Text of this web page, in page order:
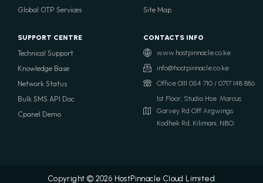
Global OTP Services
SUPPORT CENTRE
Technical Support
Knowledge Base
Network Status
Bulk SMS API Doc
Cpanel Demo
Site Map
CONTACTS INFO
www.hostpinnacle.co.ke
info@hostpinnacle.co.ke
Office 0111 054 710 / 0717 148 886
1st Floor, Studio Hse. Marcus
Garvey Rd Off Argwings
Kodhek Rd, Kilimani, NBO.
Copyright © 2026 HostPinnacle Cloud Limited